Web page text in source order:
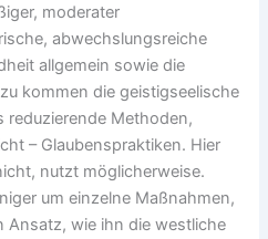
moderater
abwechslungsreiche
allgemein sowie die
kommen die geistigseelische
reduzierende Methoden,
– Glaubenspraktiken. Hier
nutzt möglicherweise.
um einzelne Maßnahmen,
Ansatz, wie ihn die westliche